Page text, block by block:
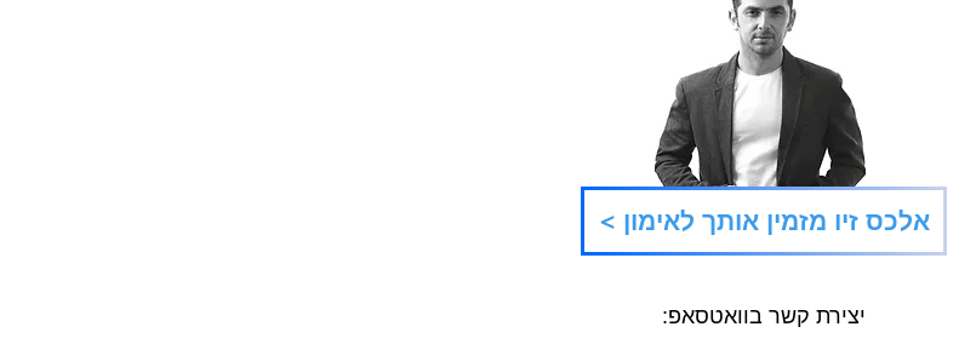
סוגרים קודם את אי-הוודאות
הגדולה ביותר.
< אלכס זיו מזמין אותך לאימון
יצירת קשר בוואטסאפ: